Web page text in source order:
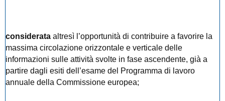
considerata altresì l’opportunità di contribuire a favorire la
massima circolazione orizzontale e verticale delle
informazioni sulle attività svolte in fase ascendente, già a
partire dagli esiti dell’esame del Programma di lavoro
annuale della Commissione europea;